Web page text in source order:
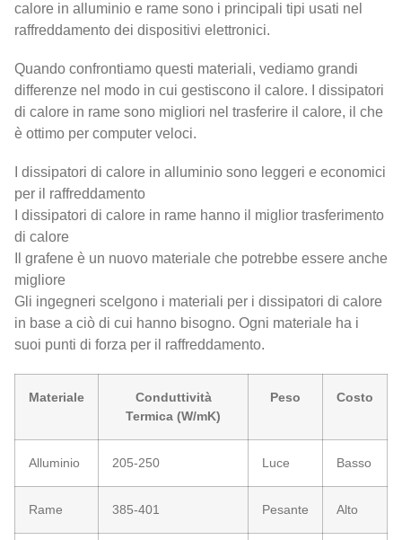
calore in alluminio e rame sono i principali tipi usati nel
raffreddamento dei dispositivi elettronici.
Quando confrontiamo questi materiali, vediamo grandi
differenze nel modo in cui gestiscono il calore. I dissipatori
di calore in rame sono migliori nel trasferire il calore, il che
è ottimo per computer veloci.
I dissipatori di calore in alluminio sono leggeri e economici
per il raffreddamento
I dissipatori di calore in rame hanno il miglior trasferimento
di calore
Il grafene è un nuovo materiale che potrebbe essere anche
migliore
Gli ingegneri scelgono i materiali per i dissipatori di calore
in base a ciò di cui hanno bisogno. Ogni materiale ha i
suoi punti di forza per il raffreddamento.
Materiale
Conduttività
Termica (W/mK)
Peso Costo
Alluminio 205-250 Luce Basso
Rame 385-401 Pesante Alto